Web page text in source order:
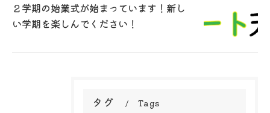
２学期の始業式が始まっています！新し
い学期を楽しんでください！
タグ Tags